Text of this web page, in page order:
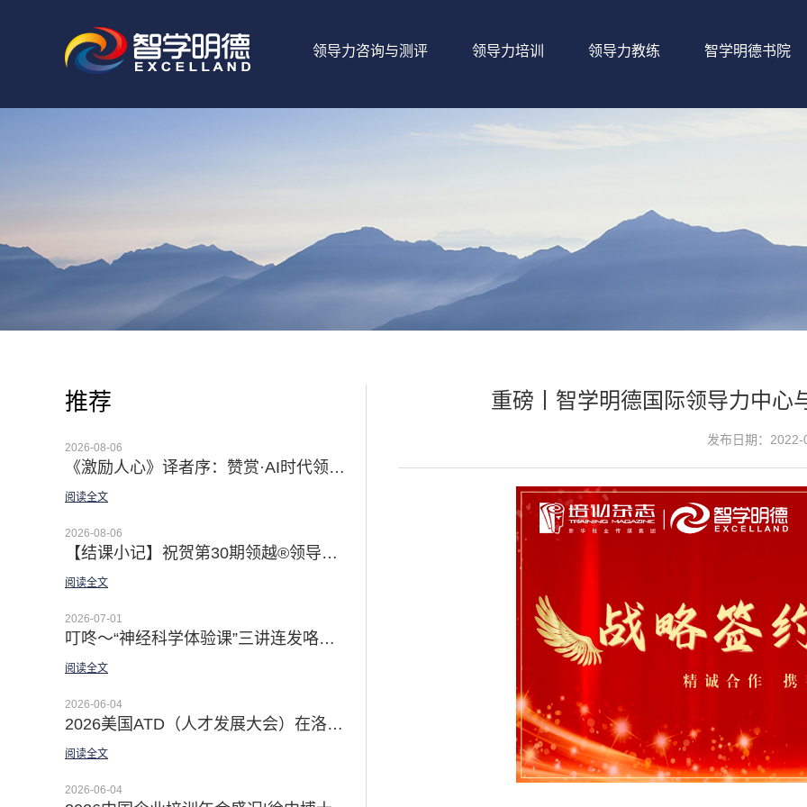
领导力咨询与测评 领导力培训 领导力教练 智学明德书院
推荐
2026-08-06
《激励人心》译者序：赞赏·AI时代领导者最有效的赋能手段 | 祝贺《激励人心》第二版新书上市！
阅读全文
2026-08-06
【结课小记】祝贺第30期领越®领导力公开课暨导师认证课成功举办|深耕十二载 认证导师百余位 卓越领导五种习惯行为®助力在AI时代成就非凡
阅读全文
2026-07-01
叮咚～“神经科学体验课”三讲连发咯｜「佛影漫谈领导力」新品上线 科学提升你的效能与幸福感
阅读全文
2026-06-04
2026美国ATD（人才发展大会）在洛杉矶盛大举行 | AI与领导力主题引领大会
阅读全文
2026-06-04
重磅丨智学明德国际领导力中心
发布日期：2022-